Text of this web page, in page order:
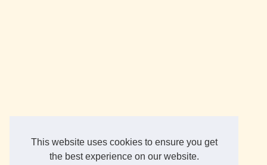
This website uses cookies to ensure you get
the best experience on our website.